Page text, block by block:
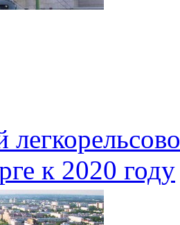
к 2020 году